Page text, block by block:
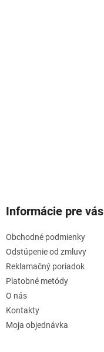
Informácie pre vás
Obchodné podmienky
Odstúpenie od zmluvy
Reklamačný poriadok
Platobné metódy
O nás
Kontakty
Moja objednávka